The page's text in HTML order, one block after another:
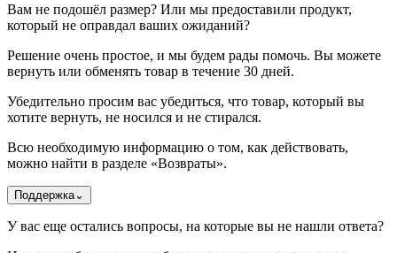
Вам не подошёл размер? Или мы предоставили продукт,
который не оправдал ваших ожиданий?
Решение очень простое, и мы будем рады помочь. Вы можете
вернуть или обменять товар в течение 30 дней.
Убедительно просим вас убедиться, что товар, который вы
хотите вернуть, не носился и не стирался.
Всю необходимую информацию о том, как действовать,
можно найти в разделе «Возвраты».
Поддержка⌄
У вас еще остались вопросы, на которые вы не нашли ответа?